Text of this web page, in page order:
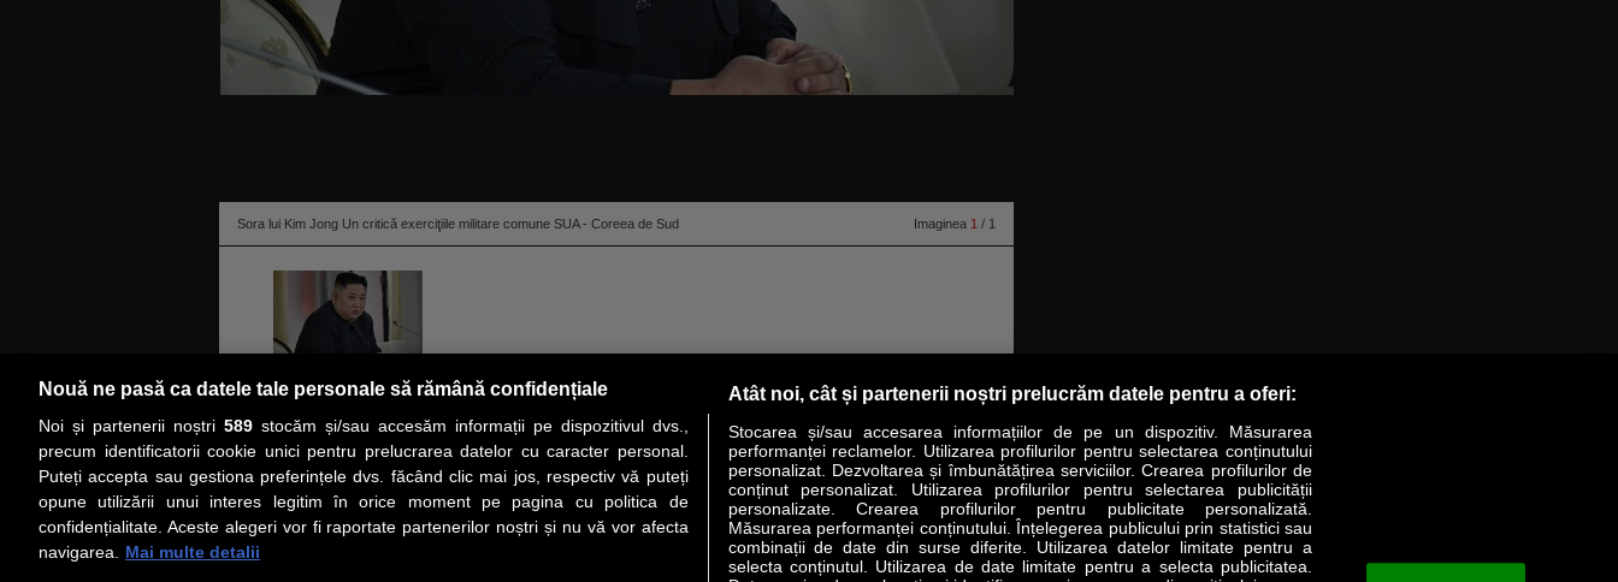
Sora lui Kim Jong Un critică exerciţiile militare comune SUA - Coreea de Sud Imaginea 1 / 1
Kim Yo Jong, sora liderului nord-coreean Kim Jong Un, a criticat exerciţiile militare comune dintre Statele Unite şi Coreea
de Sud, calificându-le drept „provocatoare şi agresive”, potrivit Reuters.citeşte toată ştirea
PRIMA PAGINĂ COVER STORY LIDERI ANALIZE HI-TECH MEET THE CEO LIFESTYLE SPECIAL OPINII
Social Servicii Revista Business Magazin
Nouă ne pasă ca datele tale personale să rămână confidențiale
Noi și partenerii noștri 589stocăm și/sau accesăm informații pe dispozitivul dvs.,
precum identificatorii cookie unici pentru prelucrarea datelor cu caracter personal.
Puteți accepta sau gestiona preferințele dvs. făcând clic mai jos, respectiv vă puteți
opune utilizării unui interes legitim în orice moment pe pagina cu politica de
confidențialitate. Aceste alegeri vor fi raportate partenerilor noștri și nu vă vor afecta
navigarea.
Mai multe detalii
Atât noi, cât și partenerii noștri prelucrăm datele pentru a oferi:
Stocarea și/sau accesarea informațiilor de pe un dispozitiv. Măsurarea
performanței reclamelor. Utilizarea profilurilor pentru selectarea conținutului
personalizat. Dezvoltarea și îmbunătățirea serviciilor. Crearea profilurilor de
conținut personalizat. Utilizarea profilurilor pentru selectarea publicității
personalizate. Crearea profilurilor pentru publicitate personalizată.
Măsurarea performanței conținutului. Înțelegerea publicului prin statistici sau
combinații de date din surse diferite. Utilizarea datelor limitate pentru a
selecta conținutul. Utilizarea de date limitate pentru a selecta publicitatea.